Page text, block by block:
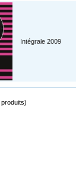
Intégrale 2009
produits)